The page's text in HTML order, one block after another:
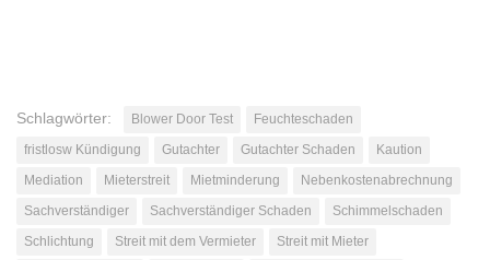
Schlagwörter: Blower Door Test
Feuchteschaden
fristlosw Kündigung
Gutachter Gutachter Schaden
Kaution
Mediation
Mieterstreit Mietminderung
Nebenkostenabrechnung
Sachverständiger
Sachverständiger Schaden
Schimmelschaden
Schlichtung
Streit mit dem Vermieter
Streit mit Mieter